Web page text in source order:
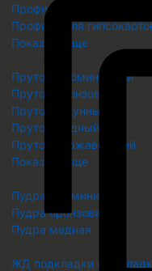
Профиль гнутый
Профиль для
Показать еще
Пруток металлический
Пруток алюминиевый
Пруток бронзовый
Пруток латунный
Пруток медный
Пруток нержавеющий
Показать еще
Пудра алюминиевая
Пудра бронзовая
Пудра медная
ЖД подкладки и